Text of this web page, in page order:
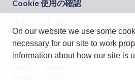
ドコモグループの新
規事業創出プログラ
ム「docomo
STARTUP」を通じて
On our website we use some
necessary for our site to work
information about how our site is